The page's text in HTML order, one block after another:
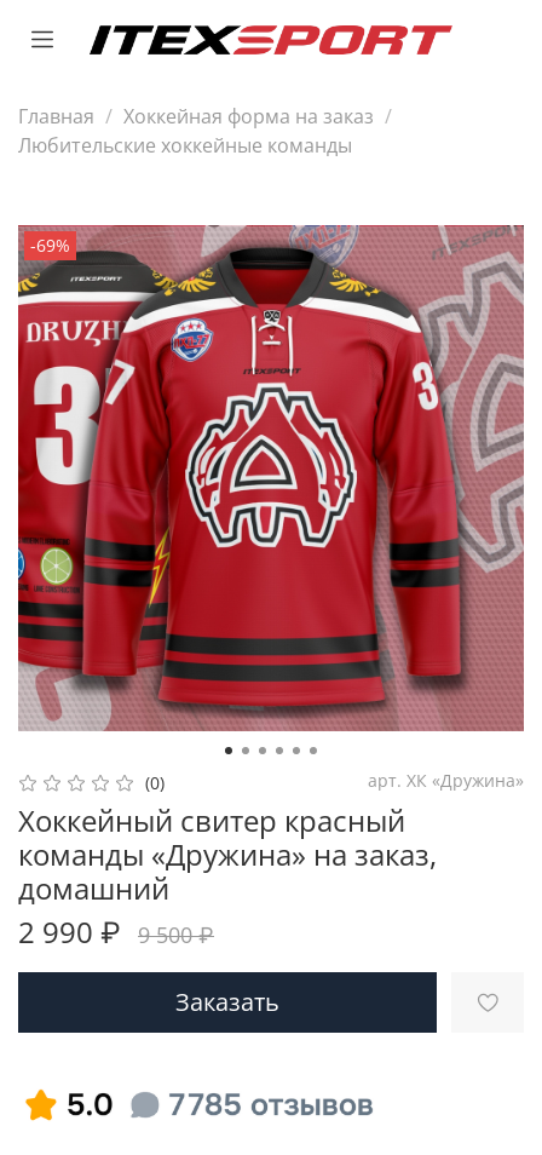
Главная
Хоккейная форма на заказ
Любительские хоккейные команды
-69%
(0) арт. ХК «Дружина»
Хоккейный свитер красный
команды «Дружина» на заказ,
домашний
2 990 ₽
9 500 ₽
Заказать